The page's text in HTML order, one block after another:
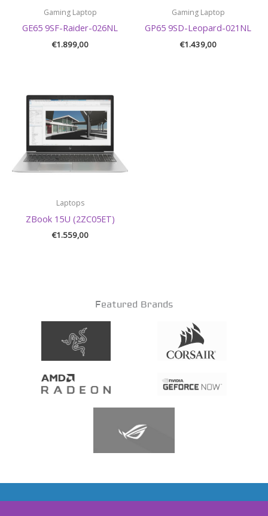
Gaming Laptop
GE65 9SF-Raider-026NL
€1.899,00
Gaming Laptop
GP65 9SD-Leopard-021NL
€1.439,00
Laptops
ZBook 15U (2ZC05ET)
€1.559,00
Featured Brands